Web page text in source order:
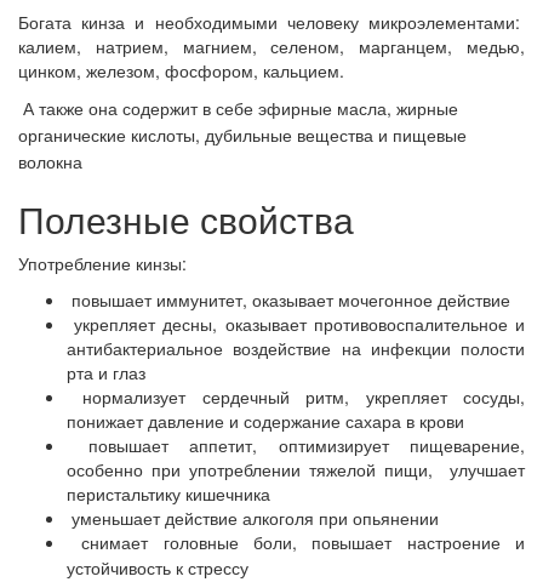
Богата кинза и необходимыми человеку микроэлементами:
калием, натрием, магнием, селеном, марганцем, медью,
цинком, железом, фосфором, кальцием.
А также она содержит в себе эфирные масла, жирные
органические кислоты, дубильные вещества и пищевые
волокна
Полезные свойства
Употребление кинзы:
повышает иммунитет, оказывает мочегонное действие
укрепляет десны, оказывает противовоспалительное и
антибактериальное воздействие на инфекции полости
рта и глаз
нормализует сердечный ритм, укрепляет сосуды,
понижает давление и содержание сахара в крови
повышает аппетит, оптимизирует пищеварение,
особенно при употреблении тяжелой пищи, улучшает
перистальтику кишечника
уменьшает действие алкоголя при опьянении
снимает головные боли, повышает настроение и
устойчивость к стрессу